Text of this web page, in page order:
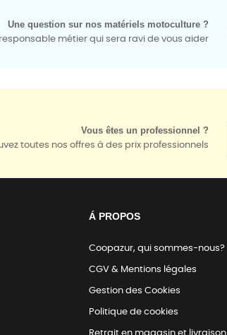
Une question sur nos matériels motoculture ?
métier qui sera ravi de vous aider
Vous êtes un professionnel ?
toutes nos offres à des prix professionnels
Á PROPOS
Coopazur, qui sommes-nous?
CGV & Mentions légales
Gestion des Cookies
Politique de cookies
Retrait en magasin et livraison